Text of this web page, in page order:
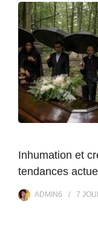
Inhumation et
tendances
ADMIN6 7